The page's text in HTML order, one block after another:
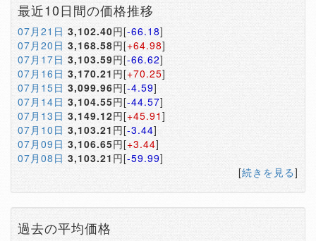
最近10日間の価格推移
07月21日 3,102.40円[-66.18]
07月20日 3,168.58円[+64.98]
07月17日 3,103.59円[-66.62]
07月16日 3,170.21 円[+70.25]
07月15日 3,099.96円[-4.59]
07月14日 3,104.55円[-44.57]
07月13日 3,149.12円[+45.91 ]
07月10日 3,103.21円[-3.44]
07月09日 3,106.65円[+3.44]
07月08日 3,103.21 円[-59.99]
[続きを見る]
過去の平均価格